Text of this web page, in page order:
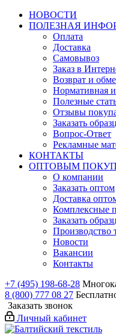
НОВОСТИ
ПОЛЕЗНАЯ
Оплата
Доставка
Самовывоз
Заказ в
Возврат и
Нормативная
Полезные
Отзывы
Заказать
Вопрос-Ответ
Рекламные
КОНТАКТЫ
ОПТОВЫМ
О компании
Заказать оптом
Доставка
Комплексные
Заказать
Производство
Новости
Вакансии
Контакты
+7 (495) 198-68-28
8 (800) 777 08 27
Заказать звонок
Личный кабинет